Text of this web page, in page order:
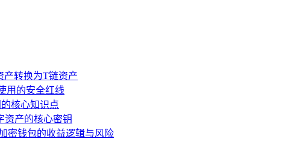
产转换为T链资产
用的安全红线
核心知识点
资产的核心密钥
密钱包的收益逻辑与风险